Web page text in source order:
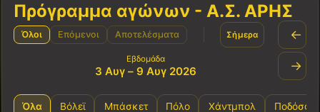
Πρόγραμμα αγώνων - Α.Σ. ΑΡΗΣ
Όλοι Επόμενοι Αποτελέσματα Σήμερα ←
Εβδομάδα
3 Αυγ – 9 Αυγ 2026 →
Όλα Βόλεϊ Μπάσκετ Πόλο Χάντμπολ